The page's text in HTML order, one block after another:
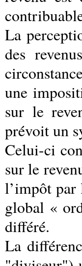
La
des
une
sur le
prévoit un
Celui-ci
sur le
l’impôt par
global «
différé.
La